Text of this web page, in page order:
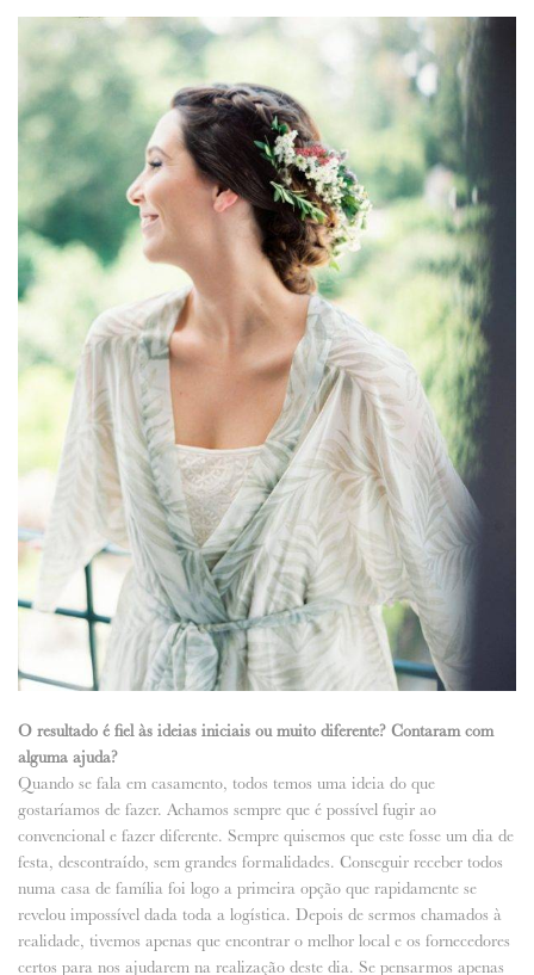
O resultado é fiel às ideias iniciais ou muito diferente? Contaram com
alguma ajuda?
Quando se fala em casamento, todos temos uma ideia do que
gostaríamos de fazer. Achamos sempre que é possível fugir ao
convencional e fazer diferente. Sempre quisemos que este fosse um dia de
festa, descontraído, sem grandes formalidades. Conseguir receber todos
numa casa de família foi logo a primeira opção que rapidamente se
revelou impossível dada toda a logística. Depois de sermos chamados à
realidade, tivemos apenas que encontrar o melhor local e os fornecedores
certos para nos ajudarem na realização deste dia. Se pensarmos apenas